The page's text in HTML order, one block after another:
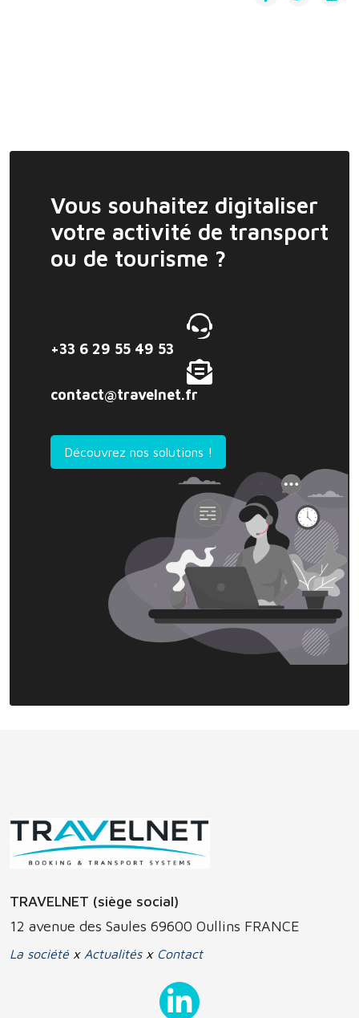
Vous souhaitez digitaliser
votre activité de transport
ou de tourisme ?
+33 6 29 55 49 53
contact@travelnet.fr
Découvrez nos solutions !
TRAVELNET (siège social)
12 avenue des Saules 69600 Oullins FRANCE
La société x Actualitésx Contact